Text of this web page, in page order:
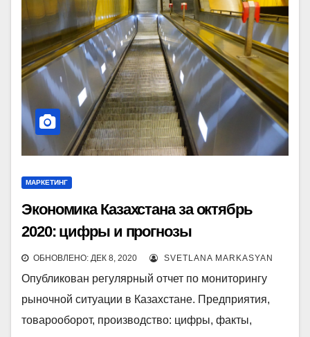
МАРКЕТИНГ
Экономика Казахстана за октябрь
2020: цифры и прогнозы
ОБНОВЛЕНО: ДЕК 8, 2020 SVETLANA MARKASYAN
Опубликован регулярный отчет по мониторингу
рыночной ситуации в Казахстане. Предприятия,
товарооборот, производство: цифры, факты,